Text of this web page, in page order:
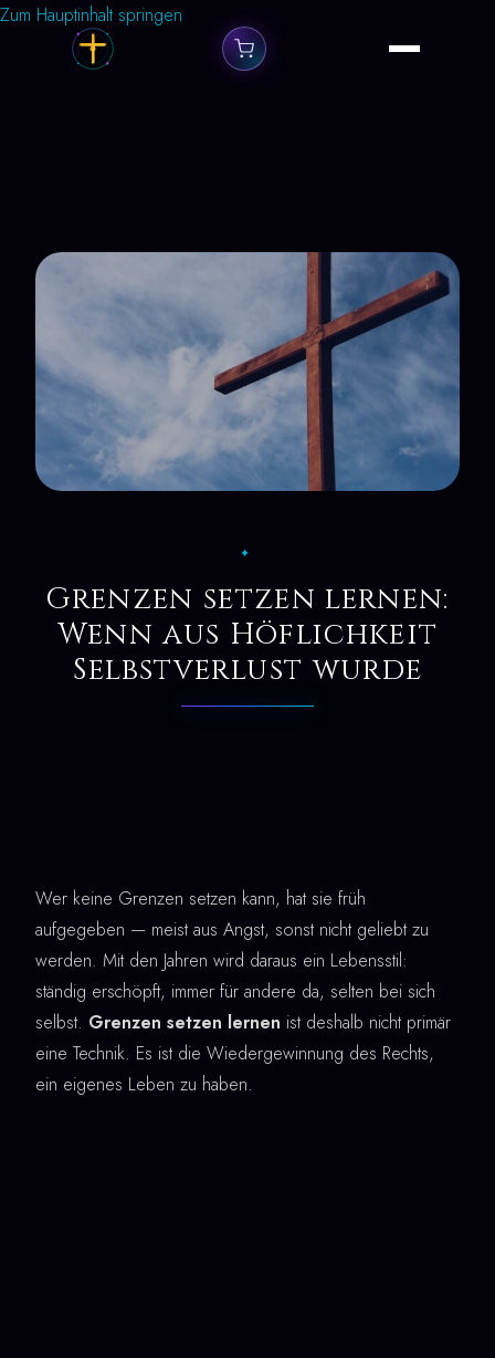
Zum Hauptinhalt springen
✦
Grenzen setzen lernen:
Wenn aus Höflichkeit
Selbstverlust wurde
Wer keine Grenzen setzen kann, hat sie früh
aufgegeben — meist aus Angst, sonst nicht geliebt zu
werden. Mit den Jahren wird daraus ein Lebensstil:
ständig erschöpft, immer für andere da, selten bei sich
selbst. Grenzen setzen lernen ist deshalb nicht primär
eine Technik. Es ist die Wiedergewinnung des Rechts,
ein eigenes Leben zu haben.